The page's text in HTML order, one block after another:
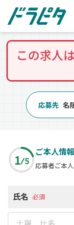
この求人
応募先 名
1 5
ご本人情
応募者ご本
氏名 必須